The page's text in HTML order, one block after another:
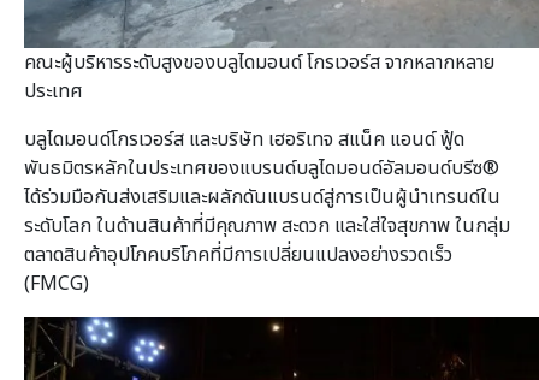
คณะผู้บริหารระดับสูงของบลูไดมอนด์ โกรเวอร์ส จากหลากหลาย
ประเทศ
บลูไดมอนด์โกรเวอร์ส และบริษัท เฮอริเทจ สแน็ค แอนด์ ฟู้ด
พันธมิตรหลักในประเทศของแบรนด์บลูไดมอนด์อัลมอนด์บรีซ®
ได้ร่วมมือกันส่งเสริมและผลักดันแบรนด์สู่การเป็นผู้นำเทรนด์ใน
ระดับโลก ในด้านสินค้าที่มีคุณภาพ สะดวก และใส่ใจสุขภาพ ในกลุ่ม
ตลาดสินค้าอุปโภคบริโภคที่มีการเปลี่ยนแปลงอย่างรวดเร็ว
(FMCG)